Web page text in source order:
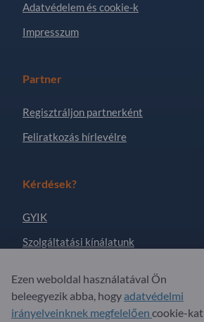
Adatvédelem és cookie-k
Impresszum
Partner
Regisztráljon partnerként
Feliratkozás hírlevélre
Kérdések?
GYIK
Szolgáltatási kínálatunk
Üzenet az Exportpages-nek
Ezen weboldal használatával Ön
beleegyezik abba, hogy adatvédelmi
irányelveinknek megfelelően cookie-kat